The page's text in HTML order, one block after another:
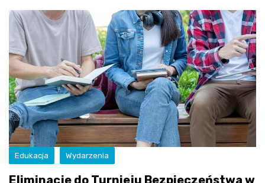
Edukacja Wydarzenia
Eliminacje do Turnieju Bezpieczeństwa w